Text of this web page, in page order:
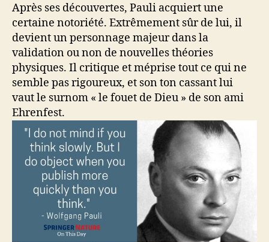
Après ses découvertes, Pauli acquiert une
certaine notoriété. Extrêmement sûr de lui, il
devient un personnage majeur dans la
validation ou non de nouvelles théories
physiques. Il critique et méprise tout ce qui ne
semble pas rigoureux, et son ton cassant lui
vaut le surnom « le fouet de Dieu » de son ami
Ehrenfest.